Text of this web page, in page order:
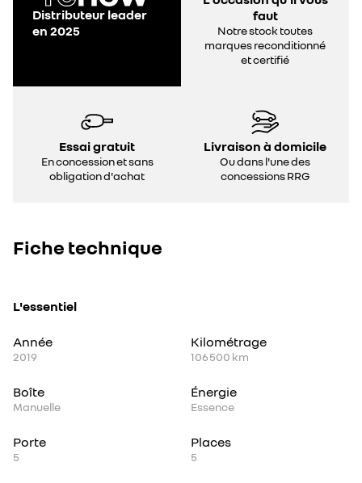
Distributeur leader
en 2025
faut
Notre stock toutes
marques reconditionné
et certifié
Essai gratuit
En concession et sans
obligation d'achat
Livraison à domicile
Ou dans l'une des
concessions RRG
Fiche technique
L'essentiel
Année
2019
Kilométrage
106 500 km
Boîte
Manuelle
Énergie
Essence
Porte
5
Places
5